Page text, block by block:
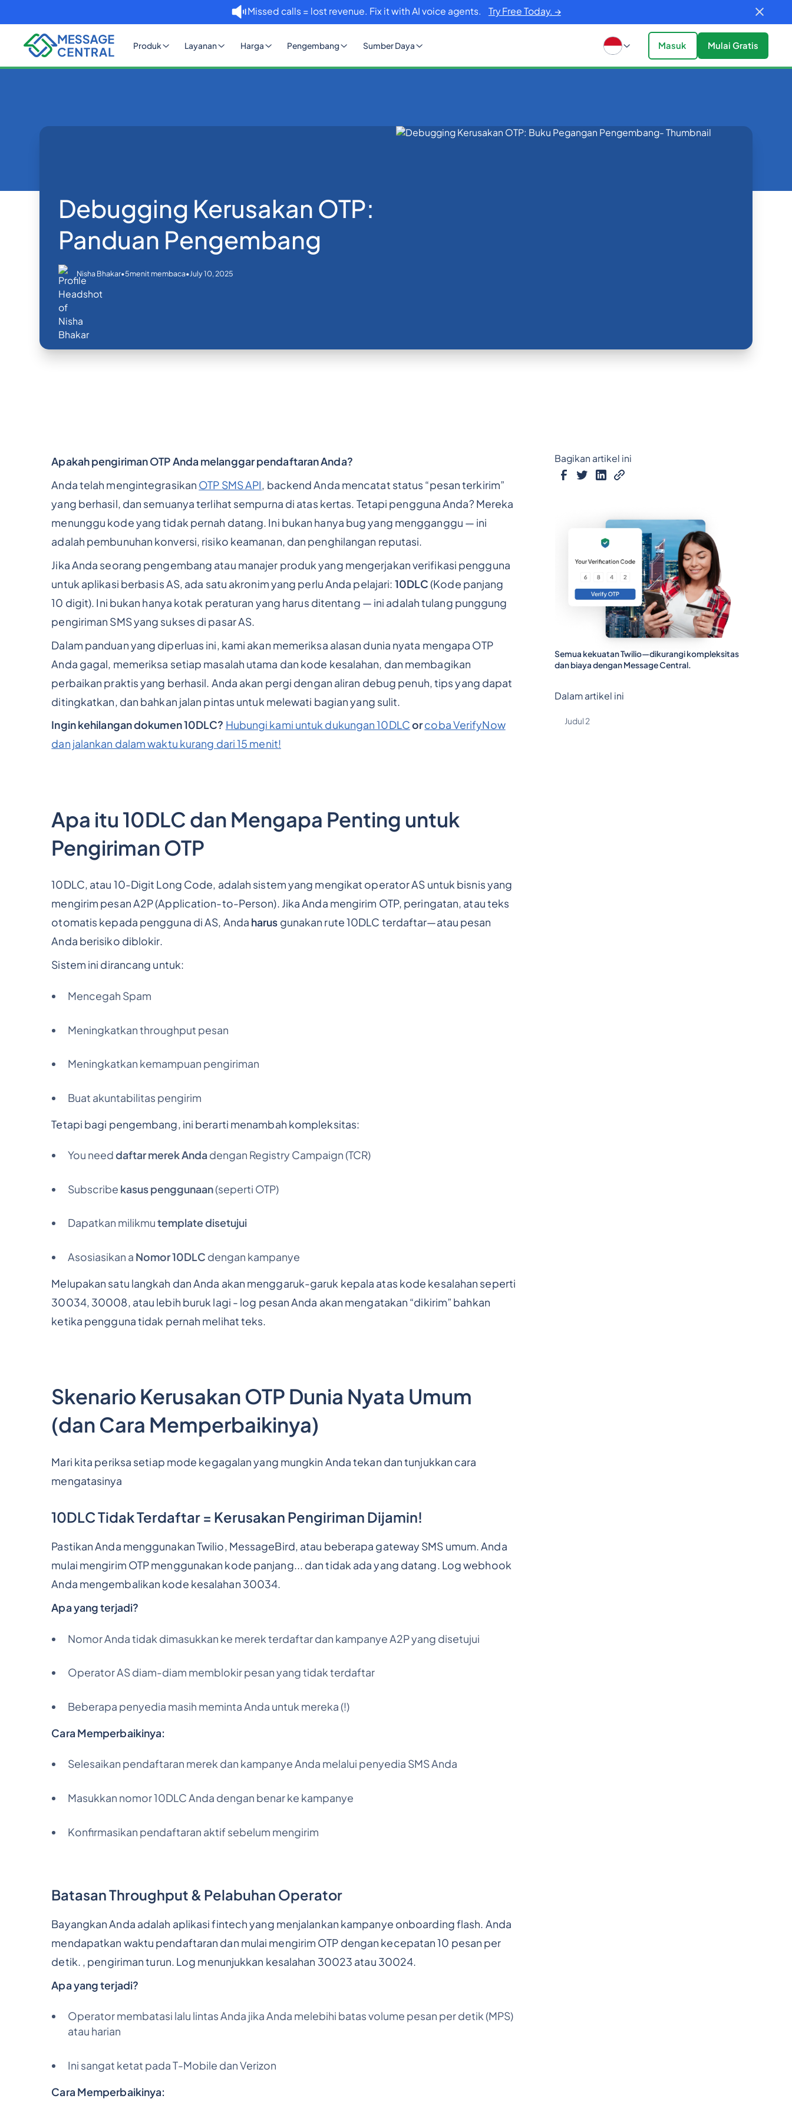
Missed calls = lost revenue. Fix it with AI voice agents. Try Free Today. →
Produk Layanan Harga Pengembang Sumber Daya Masuk Mulai Gratis
Debugging Kerusakan OTP:
Panduan Pengembang
Nisha Bhakar•5menit membaca•July 10, 2025
Apakah pengiriman OTP Anda melanggar pendaftaran Anda?
Anda telah mengintegrasikan OTP SMS API, backend Anda mencatat status “pesan terkirim”
yang berhasil, dan semuanya terlihat sempurna di atas kertas. Tetapi pengguna Anda? Mereka
menunggu kode yang tidak pernah datang. Ini bukan hanya bug yang mengganggu — ini
adalah pembunuhan konversi, risiko keamanan, dan penghilangan reputasi.
Jika Anda seorang pengembang atau manajer produk yang mengerjakan verifikasi pengguna
untuk aplikasi berbasis AS, ada satu akronim yang perlu Anda pelajari: 10DLC(Kode panjang
10 digit). Ini bukan hanya kotak peraturan yang harus ditentang — ini adalah tulang punggung
pengiriman SMS yang sukses di pasar AS.
Dalam panduan yang diperluas ini, kami akan memeriksa alasan dunia nyata mengapa OTP
Anda gagal, memeriksa setiap masalah utama dan kode kesalahan, dan membagikan
perbaikan praktis yang berhasil. Anda akan pergi dengan aliran debug penuh, tips yang dapat
ditingkatkan, dan bahkan jalan pintas untuk melewati bagian yang sulit.
Ingin kehilangan dokumen 10DLC? Hubungi kami untuk dukungan 10DLCorcoba VerifyNow
dan jalankan dalam waktu kurang dari 15 menit!
Apa itu 10DLC dan Mengapa Penting untuk
Pengiriman OTP
10DLC, atau 10-Digit Long Code, adalah sistem yang mengikat operator AS untuk bisnis yang
mengirim pesan A2P (Application-to-Person). Jika Anda mengirim OTP, peringatan, atau teks
otomatis kepada pengguna di AS, Anda harus gunakan rute 10DLC terdaftar—atau pesan
Anda berisiko diblokir.
Sistem ini dirancang untuk:
Mencegah Spam
Meningkatkan throughput pesan
Meningkatkan kemampuan pengiriman
Buat akuntabilitas pengirim
Tetapi bagi pengembang, ini berarti menambah kompleksitas:
You needdaftar merek Anda dengan Registry Campaign (TCR)
Subscribe kasus penggunaan(seperti OTP)
Dapatkan milikmutemplate disetujui
Asosiasikan a Nomor 10DLC dengan kampanye
Melupakan satu langkah dan Anda akan menggaruk-garuk kepala atas kode kesalahan seperti
30034, 30008, atau lebih buruk lagi - log pesan Anda akan mengatakan “dikirim” bahkan
ketika pengguna tidak pernah melihat teks.
Skenario Kerusakan OTP Dunia Nyata Umum
(dan Cara Memperbaikinya)
Mari kita periksa setiap mode kegagalan yang mungkin Anda tekan dan tunjukkan cara
mengatasinya
10DLC Tidak Terdaftar = Kerusakan Pengiriman Dijamin!
Pastikan Anda menggunakan Twilio, MessageBird, atau beberapa gateway SMS umum. Anda
mulai mengirim OTP menggunakan kode panjang... dan tidak ada yang datang. Log webhook
Anda mengembalikan kode kesalahan 30034.
Apa yang terjadi?
Nomor Anda tidak dimasukkan ke merek terdaftar dan kampanye A2P yang disetujui
Operator AS diam-diam memblokir pesan yang tidak terdaftar
Beberapa penyedia masih meminta Anda untuk mereka (!)
Cara Memperbaikinya:
Selesaikan pendaftaran merek dan kampanye Anda melalui penyedia SMS Anda
Masukkan nomor 10DLC Anda dengan benar ke kampanye
Konfirmasikan pendaftaran aktif sebelum mengirim
Batasan Throughput & Pelabuhan Operator
Bayangkan Anda adalah aplikasi fintech yang menjalankan kampanye onboarding flash. Anda
mendapatkan waktu pendaftaran dan mulai mengirim OTP dengan kecepatan 10 pesan per
detik. , pengiriman turun. Log menunjukkan kesalahan 30023 atau 30024.
Apa yang terjadi?
Operator membatasi lalu lintas Anda jika Anda melebihi batas volume pesan per detik (MPS)
atau harian
Ini sangat ketat pada T-Mobile dan Verizon
Cara Memperbaikinya:
Bagikan artikel ini
Semua kekuatan Twilio—dikurangi kompleksitas
dan biaya dengan Message Central.
Dalam artikel ini
Judul 2